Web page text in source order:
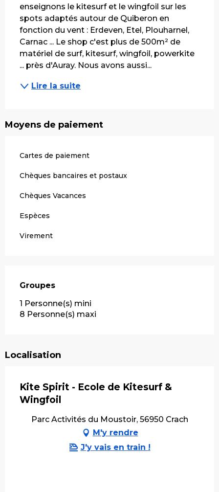
enseignons le kitesurf et le wingfoil sur les
spots adaptés autour de Quiberon en
fonction du vent : Erdeven, Etel, Plouharnel,
Carnac ... Le shop c'est plus de 500m² de
matériel de surf, kitesurf, wingfoil, powerkite
... près d'Auray. Nous avons aussi...
Lire la suite
Moyens de paiement
Cartes de paiement
Chèques bancaires et postaux
Chèques Vacances
Espèces
Virement
Groupes
Groupes
1 Personne(s) mini
8 Personne(s) maxi
Localisation
Kite Spirit - Ecole de Kitesurf &
Wingfoil
Parc Activités du Moustoir, 56950 Crach
M'y rendre
J'y vais en train !